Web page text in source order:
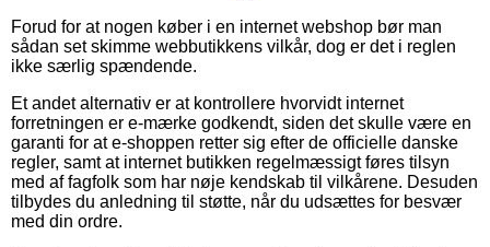
Forud for at nogen køber i en internet webshop bør man
sådan set skimme webbutikkens vilkår, dog er det i reglen
ikke særlig spændende.
Et andet alternativ er at kontrollere hvorvidt internet
forretningen er e-mærke godkendt, siden det skulle være en
garanti for at e-shoppen retter sig efter de officielle danske
regler, samt at internet butikken regelmæssigt føres tilsyn
med af fagfolk som har nøje kendskab til vilkårene. Desuden
tilbydes du anledning til støtte, når du udsættes for besvær
med din ordre.